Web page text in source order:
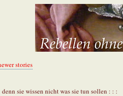
stories
denn sie wissen nicht was sie tun sollen : : :